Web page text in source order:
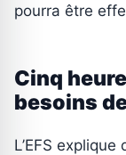
pourra être
Cinq
besoins
L’EFS